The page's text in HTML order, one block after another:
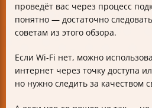
проведёт вас через процесс
понятно — достаточно
советам из этого обзора.
Если Wi-Fi нет, можно
интернет через точку доступа
но нужно следить за качеством